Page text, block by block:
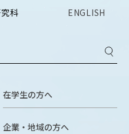
マップ
教職
科 ENGLISH
在学生の方へ
企業・地域の方へ